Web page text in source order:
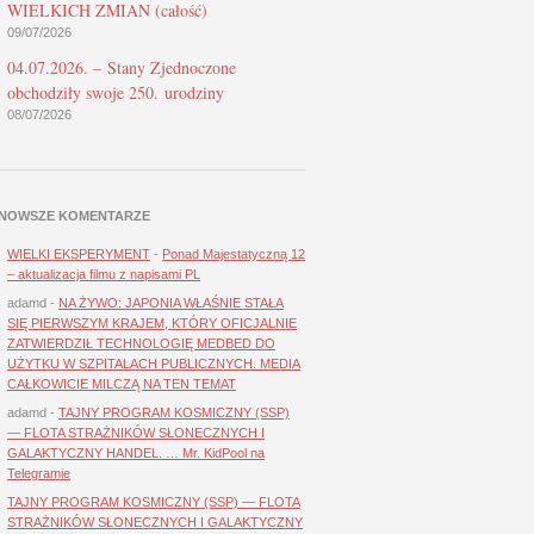
WIELKICH ZMIAN (całość)
09/07/2026
04.07.2026. – Stany Zjednoczone
obchodziły swoje 250. urodziny
08/07/2026
KOMENTARZE
WIELKI EKSPERYMENT - Ponad Majestatyczną 12
– aktualizacja filmu z napisami PL
adamd - NA ŻYWO: JAPONIA WŁAŚNIE STAŁA
SIĘ PIERWSZYM KRAJEM, KTÓRY OFICJALNIE
ZATWIERDZIŁ TECHNOLOGIĘ MEDBED DO
UŻYTKU W SZPITALACH PUBLICZNYCH. MEDIA
CAŁKOWICIE MILCZĄ NA TEN TEMAT
adamd - TAJNY PROGRAM KOSMICZNY (SSP)
— FLOTA STRAŻNIKÓW SŁONECZNYCH I
GALAKTYCZNY HANDEL. … Mr. KidPool na
Telegramie
TAJNY PROGRAM KOSMICZNY (SSP) — FLOTA
STRAŻNIKÓW SŁONECZNYCH I GALAKTYCZNY